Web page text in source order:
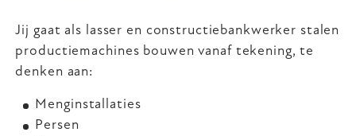
Jij gaat als lasser en constructiebankwerker stalen
productiemachines bouwen vanaf tekening, te
denken aan:
Menginstallaties
Persen